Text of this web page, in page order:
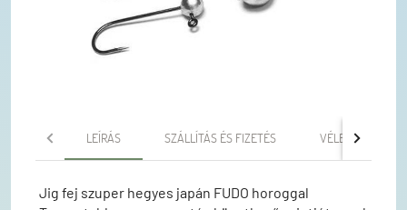
LEÍRÁS SZÁLLÍTÁS ÉS FIZETÉS VÉLEMÉNYEK
Jig fej szuper hegyes japán FUDO horoggal